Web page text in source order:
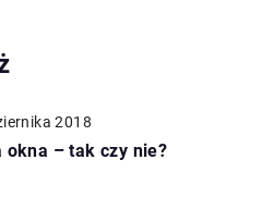
2018
okna – tak czy nie?